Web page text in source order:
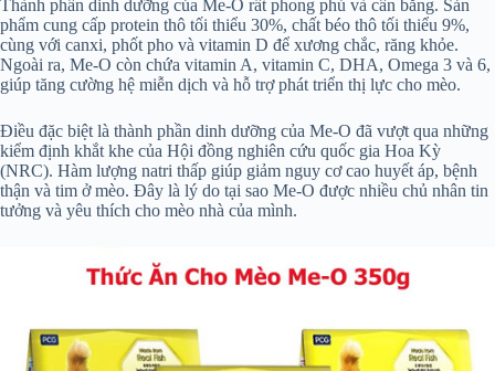
Thành phần dinh dưỡng của Me-O rất phong phú và cân bằng. Sản
phẩm cung cấp protein thô tối thiểu 30%, chất béo thô tối thiểu 9%,
cùng với canxi, phốt pho và vitamin D để xương chắc, răng khỏe.
Ngoài ra, Me-O còn chứa vitamin A, vitamin C, DHA, Omega 3 và 6,
giúp tăng cường hệ miễn dịch và hỗ trợ phát triển thị lực cho mèo.
Điều đặc biệt là thành phần dinh dưỡng của Me-O đã vượt qua những
kiểm định khắt khe của Hội đồng nghiên cứu quốc gia Hoa Kỳ
(NRC). Hàm lượng natri thấp giúp giảm nguy cơ cao huyết áp, bệnh
thận và tim ở mèo. Đây là lý do tại sao Me-O được nhiều chủ nhân tin
tưởng và yêu thích cho mèo nhà của mình.